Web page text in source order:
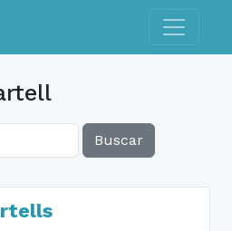
Toggle
Buscar